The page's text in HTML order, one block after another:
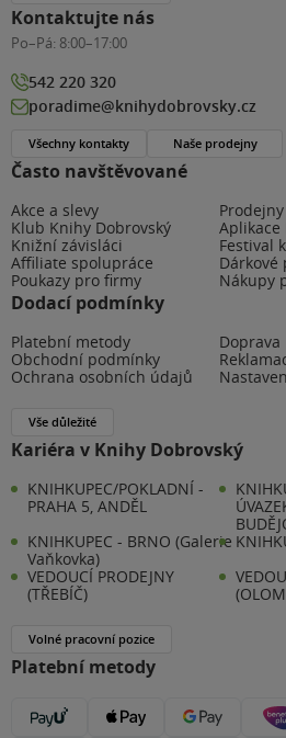
Často navštěvované
Akce a slevy
Prodejny
Klub Knihy Dobrovský
Aplikace
Knižní závisláci
Festival
Affiliate spolupráce
Dárkové
Poukazy pro firmy
Nákupy
Dodací podmínky
Platební metody
Doprava
Obchodní podmínky
Ochrana osobních údajů
Vše důležité
Kariéra v Knihy Dobrovský
KNIHKUPEC/POKLADNÍ -
PRAHA 5, ANDĚL
KNIHKUPEC - BRNO (Galerie
Vaňkovka)
VEDOUCÍ PRODEJNY
(TŘEBÍČ)
Volné pracovní pozice
Platební metody
Kontaktujte nás
Po–Pá: 8:00–17:00
542 220 320
poradime@knihydobrovsky.cz
Všechny kontakty Naše prodejny